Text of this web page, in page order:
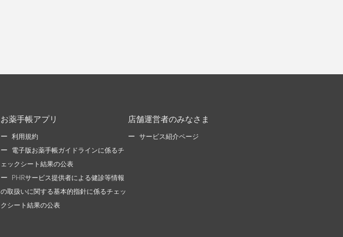
お薬手帳アプリ
利用規約
電子版お薬手帳ガイドラインに係るチ
ェックシート結果の公表
PHRサービス提供者による健診等情報
の取扱いに関する基本的指針に係るチェッ
クシート結果の公表
店舗運営者のみなさま
サービス紹介ページ